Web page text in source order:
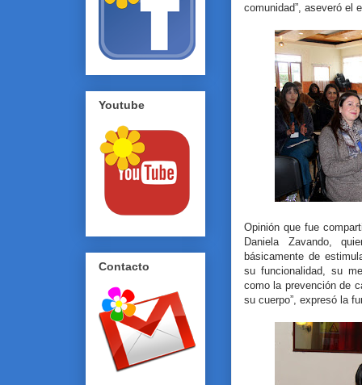
comunidad”, aseveró el
Opinión que fue
Daniela Zavando,
básicamente de
su funcionalidad, su
como la prevención de
su cuerpo”, expresó la
Youtube
Contacto